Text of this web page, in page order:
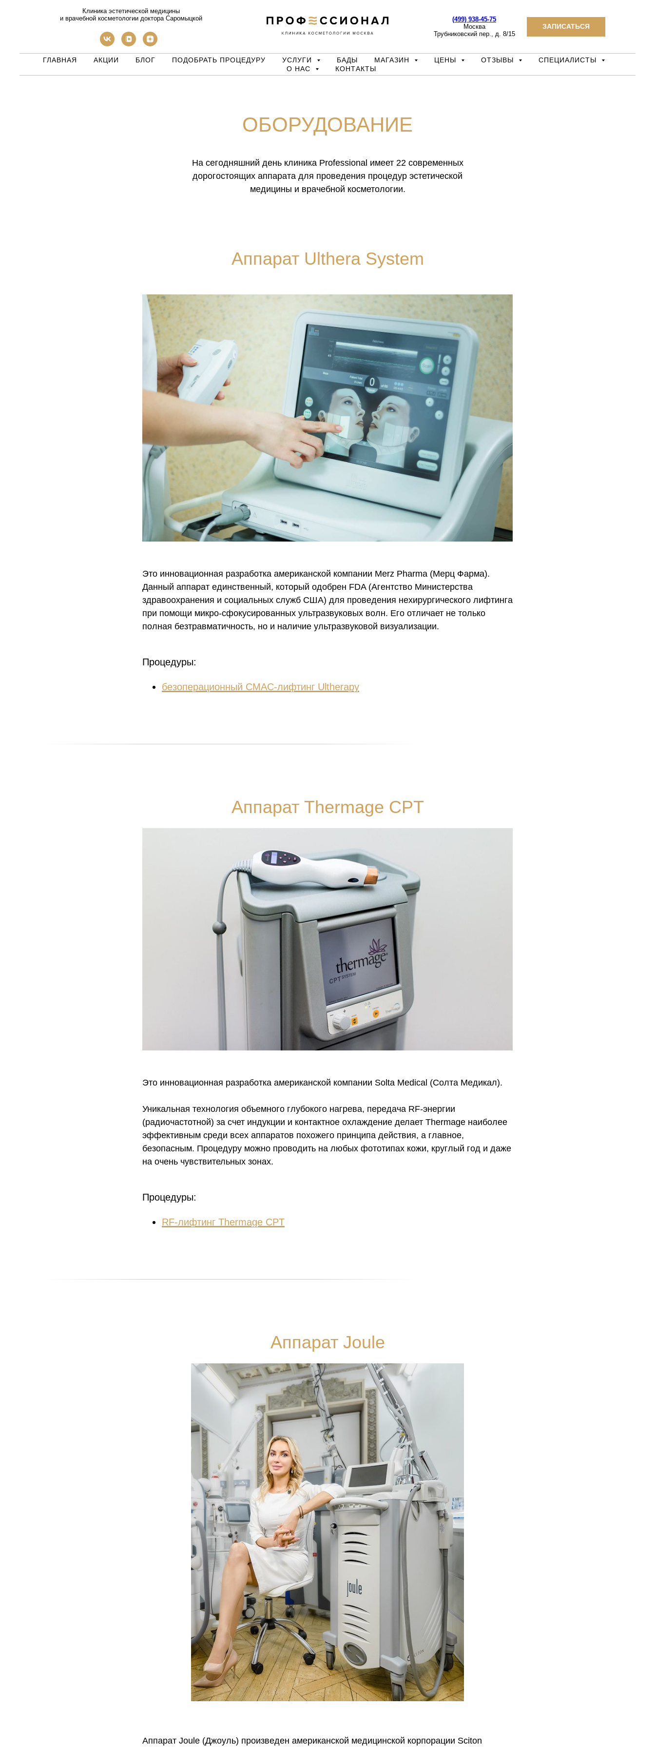
Клиника эстетической медицины
и врачебной косметологии доктора Саромыцкой
(499) 938-45-75
Москва
Трубниковский пер., д. 8/15
ЗАПИСАТЬСЯ
ГЛАВНАЯ АКЦИИ БЛОГ ПОДОБРАТЬ ПРОЦЕДУРУ УСЛУГИ БАДЫ МАГАЗИН ЦЕНЫ ОТЗЫВЫ
СПЕЦИАЛИСТЫ
О НАС
КОНТАКТЫ
ОБОРУДОВАНИЕ
На сегодняшний день клиника Professional имеет 22 современных
дорогостоящих аппарата для проведения процедур эстетической
медицины и врачебной косметологии.
Аппарат Ulthera System
Это инновационная разработка американской компании Merz Pharma (Мерц Фарма).
Данный аппарат единственный, который одобрен FDA (Агентство Министерства
здравоохранения и социальных служб США) для проведения нехирургического лифтинга
при помощи микро-сфокусированных ультразвуковых волн. Его отличает не только
полная безтравматичность, но и наличие ультразвуковой визуализации.
Процедуры:
безоперационный СМАС-лифтинг Ultherapy
Аппарат Thermage CPT
Это инновационная разработка американской компании Solta Medical (Солта Медикал).
Уникальная технология объемного глубокого нагрева, передача RF-энергии
(радиочастотной) за счет индукции и контактное охлаждение делает Thermage наиболее
эффективным среди всех аппаратов похожего принципа действия, а главное,
безопасным. Процедуру можно проводить на любых фототипах кожи, круглый год и даже
на очень чувствительных зонах.
Процедуры:
RF-лифтинг Thermage CРT
Аппарат Joule
Аппарат Joule (Джоуль) произведен американской медицинской корпорации Sciton